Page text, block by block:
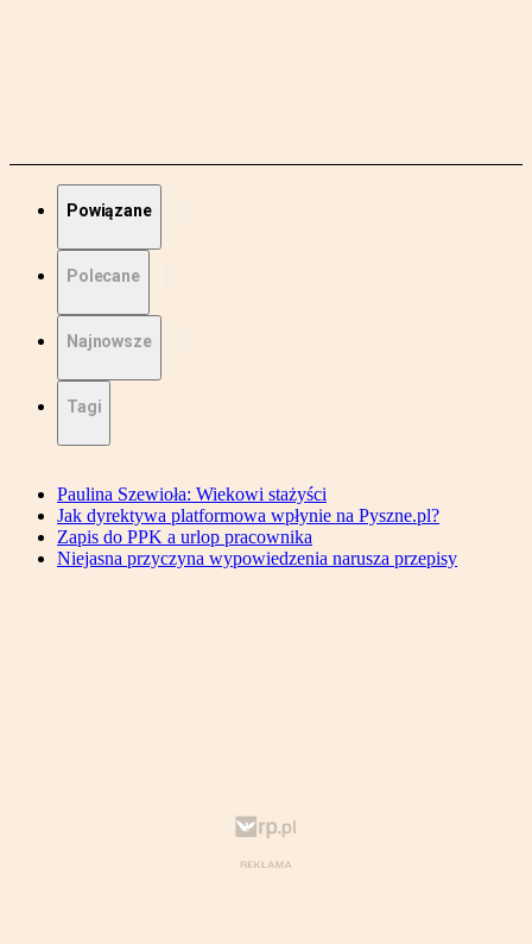
Powiązane
Polecane
Najnowsze
Tagi
Paulina Szewioła: Wiekowi stażyści
Jak dyrektywa platformowa wpłynie na Pyszne.pl?
Zapis do PPK a urlop pracownika
Niejasna przyczyna wypowiedzenia narusza przepisy